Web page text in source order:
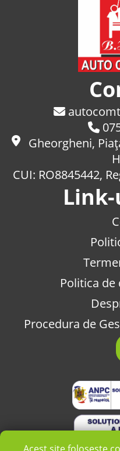
Gheorgheni,
CUI: RO8845442,
Politica
Procedura de